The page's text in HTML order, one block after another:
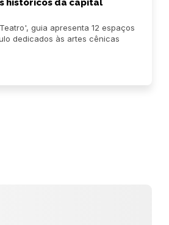
históricos da capital
guia apresenta 12 espaços
dedicados às artes cênicas